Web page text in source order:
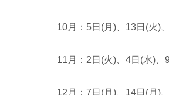
10月：5日(月)、13日(火)
11月：2日(火)、4日(水)
12月：7日(月)、14日(月)